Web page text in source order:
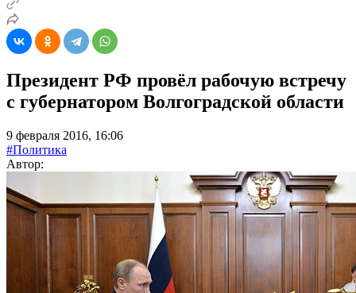
Президент РФ провёл рабочую встречу
с губернатором Волгоградской области
9 февраля 2016, 16:06
#Политика
Автор: